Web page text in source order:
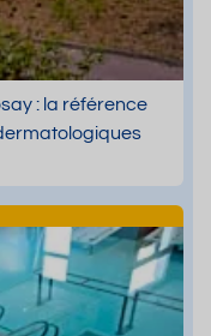
: la référence